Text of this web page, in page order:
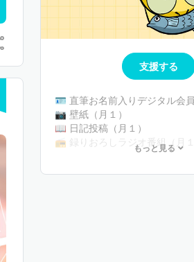
支援する
🪪 直筆お名前入りデジタル会
📷 壁紙（月１）
📖 日記投稿（月１）
📻 録りおろしラジオ番組（月１
💌 直筆チェキ風デジタルメッ
もっと見る